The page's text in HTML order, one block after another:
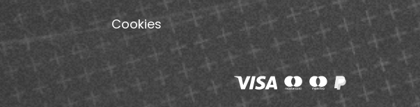
Cookies